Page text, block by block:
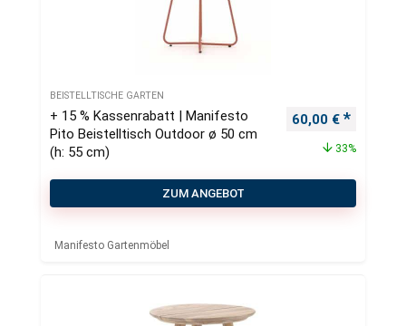
BEISTELLTISCHE GARTEN
+ 15 % Kassenrabatt | Manifesto
Pito Beistelltisch Outdoor ø 50 cm
(h: 55 cm)
Ursprünglicher
60,00 €
33%
ZUM ANGEBOT
Manifesto Gartenmöbel